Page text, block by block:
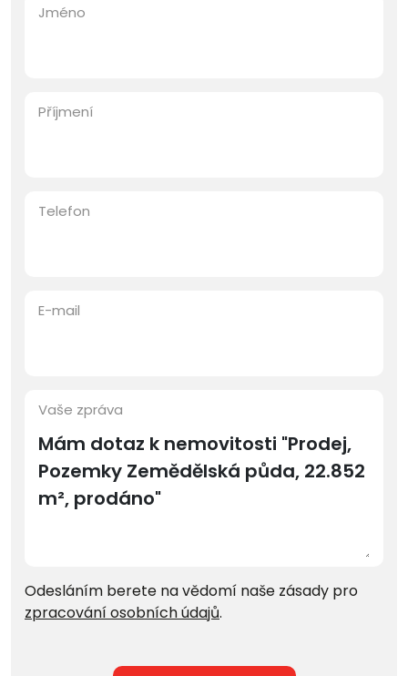
Jméno
Příjmení
Telefon
E-mail
Vaše zpráva
Odesláním berete na vědomí naše zásady pro
zpracování osobních údajů.